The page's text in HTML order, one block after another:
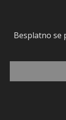
Besplatno se